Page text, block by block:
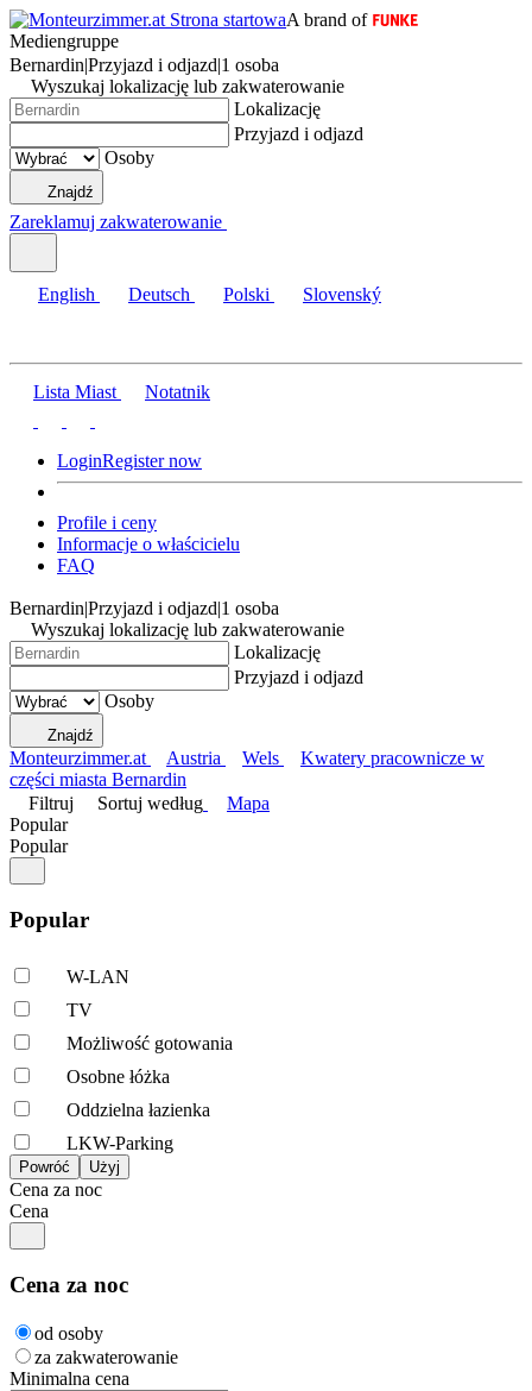
A brand of
Mediengruppe
Bernardin|Przyjazd i odjazd|1 osoba
Wyszukaj lokalizację lub zakwaterowanie
Lokalizację
Przyjazd i odjazd
Osoby
Znajdź
Zareklamuj zakwaterowanie
English Deutsch Polski Slovenský
Lista Miast Notatnik
LoginRegister now
Profile i ceny
Informacje o właścicielu
FAQ
Bernardin|Przyjazd i odjazd|1 osoba
Wyszukaj lokalizację lub zakwaterowanie
Lokalizację
Przyjazd i odjazd
Osoby
Znajdź
Monteurzimmer.at Austria Wels
Kwatery pracownicze w
części miasta Bernardin
Filtruj
Sortuj według
Mapa
Popular
Popular
Popular
W-LAN
TV
Możliwość gotowania
Osobne łóżka
Oddzielna łazienka
LKW-Parking
Cena za noc
Cena
Cena za noc
od osoby
za zakwaterowanie
Minimalna cena